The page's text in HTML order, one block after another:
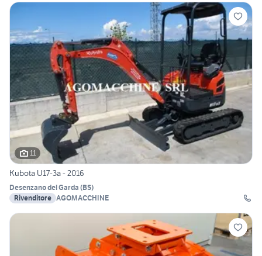
11
Kubota U17-3a - 2016
Desenzano del Garda (BS)
Rivenditore AGOMACCHINE